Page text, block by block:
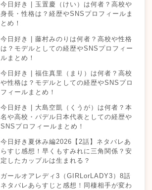
今日好き | 玉置慶（けい）は何者？高校や
身長・性格は？経歴やSNSプロフィールま
とめ！
今日好き | 藤村みのりは何者？高校や性格
は？モデルとしての経歴やSNSプロフィー
ルまとめ！
今日好き | 福住真里（まり）は何者？高校
や性格は？モデルとしての経歴やSNSプロ
フィールまとめ！
今日好き | 大島空凱（くうが）は何者？本
名や高校・パデル日本代表としての経歴や
SNSプロフィールまとめ！
今日好き夏休み編2026【2話】ネタバレあ
らすじ感想！早くもすみれに三角関係？安
定したカップルは生まれる？
ガールオアレディ3（GIRLorLADY3）8話
ネタバレあらすじと感想！同棲相手が変わ